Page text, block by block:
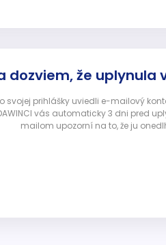
dozviem, že uplynula
svojej prihlášky uviedli e-mailový
vás automaticky 3 dni pred
mailom upozorní na to, že ju